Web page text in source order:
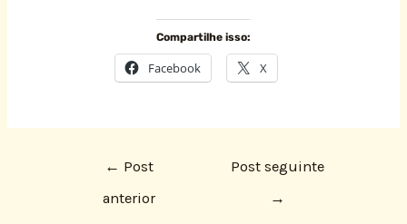
Compartilhe isso:
Facebook X
← Post
anterior
Post seguinte
→